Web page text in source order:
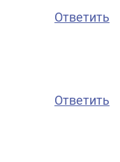
Ответить
Ответить